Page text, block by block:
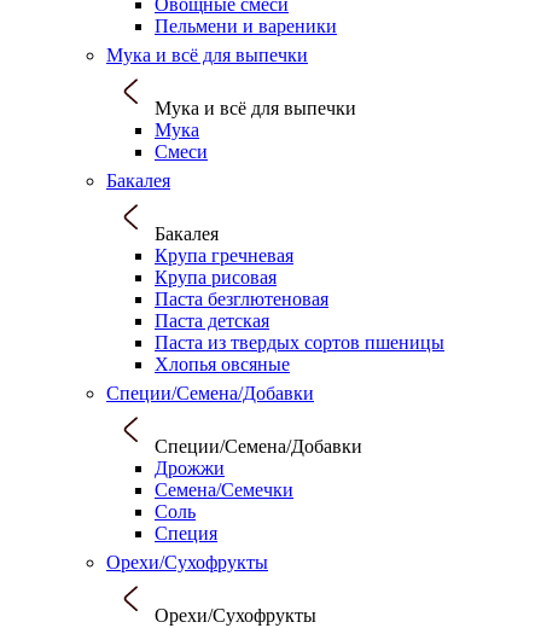
Овощные смеси
Пельмени и вареники
Мука и всё для выпечки
Мука и всё для выпечки
Мука
Смеси
Бакалея
Бакалея
Крупа гречневая
Крупа рисовая
Паста безглютеновая
Паста детская
Паста из твердых сортов пшеницы
Хлопья овсяные
Специи/Семена/Добавки
Специи/Семена/Добавки
Дрожжи
Семена/Семечки
Соль
Специя
Орехи/Сухофрукты
Орехи/Сухофрукты